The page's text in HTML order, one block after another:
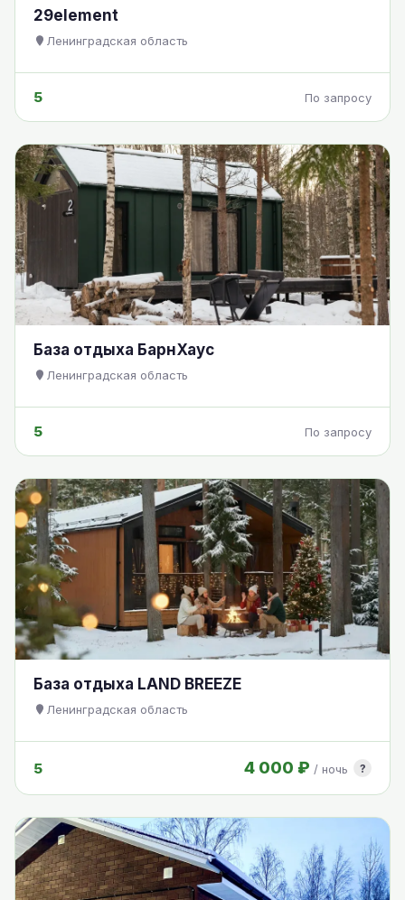
29element
Ленинградская область
5 По запросу
База отдыха БарнХаус
Ленинградская область
5 По запросу
База отдыха LAND BREEZE
Ленинградская область
5 4 000 ₽ / ночь ?